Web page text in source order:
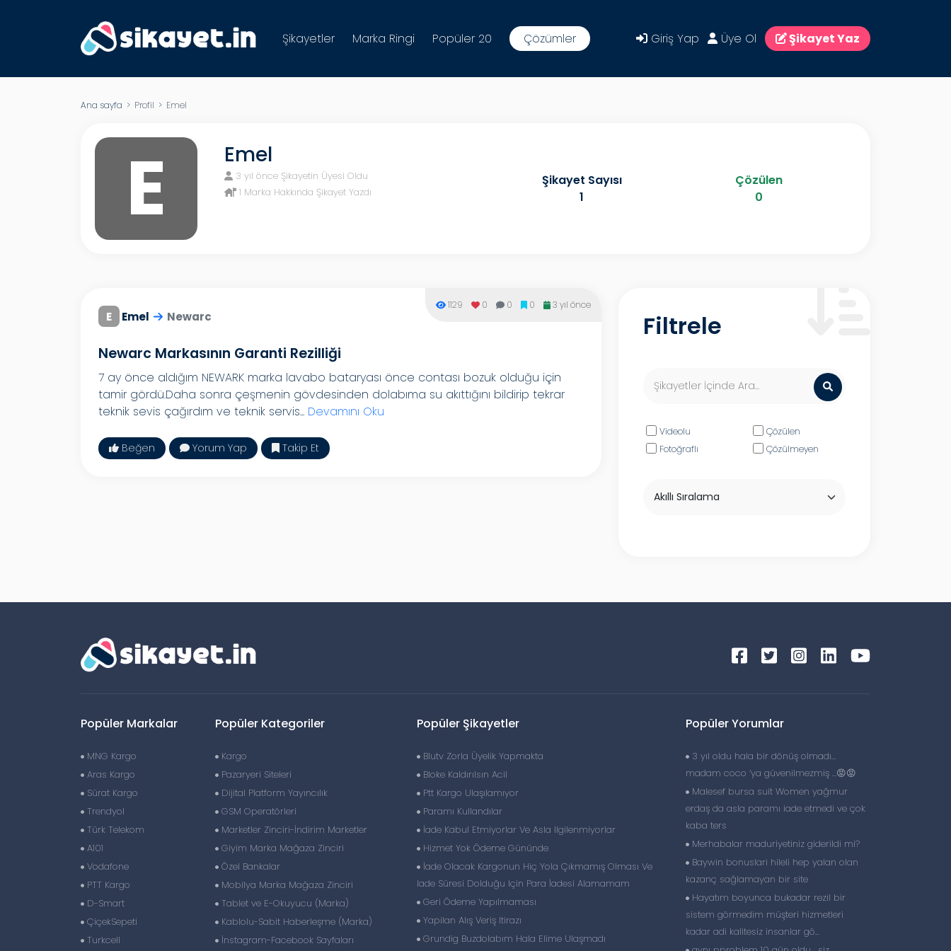
Şikayetler Marka Ringi Popüler 20 Çözümler Giriş Yap Üye Ol Şikayet Yaz
Ana sayfa > Profil > Emel
E Emel
3 yıl önce Şikayetin Üyesi Oldu
1 Marka Hakkında Şikayet Yazdı
Şikayet Sayısı
1
Çözülen
0
E Emel Newarc
Newarc Markasının Garanti Rezilliği
1129 0 0 0 3 yıl önce
7 ay önce aldığım NEWARK marka lavabo bataryası önce contası bozuk olduğu için
tamir gördü.Daha sonra çeşmenin gövdesinden dolabıma su akıttığını bildirip tekrar
teknik sevis çağırdım ve teknik servis... Devamını Oku
Beğen Yorum Yap Takip Et
Filtrele
Videolu
Çözülen
Fotoğraflı
Çözülmeyen
Popüler Markalar
MNG Kargo
Aras Kargo
Sürat Kargo
Trendyol
Türk Telekom
A101
Vodafone
PTT Kargo
D-Smart
ÇiçekSepeti
Turkcell
Popüler Kategoriler
Kargo
Pazaryeri Siteleri
Dijital Platform Yayıncılık
GSM Operatörleri
Marketler Zinciri-İndirim Marketler
Giyim Marka Mağaza Zinciri
Özel Bankalar
Mobilya Marka Mağaza Zinciri
Tablet ve E-Okuyucu (Marka)
Kablolu-Sabit Haberleşme (Marka)
İnstagram-Facebook Sayfaları
Popüler Şikayetler
Blutv Zorla Üyelik Yapmakta
Bloke Kaldırılsın Acil
Ptt Kargo Ulaşılamıyor
Paramı Kullandılar
İade Kabul Etmiyorlar Ve Asla Ilgilenmiyorlar
Hizmet Yok Ödeme Gününde
İade Olacak Kargonun Hiç Yola Çıkmamış Olması Ve
Iade Süresi Dolduğu Için Para İadesi Alamamam
Geri Ödeme Yapılmaması
Yapilan Alış Veriş Itirazı
Grundig Buzdolabım Hala Elime Ulaşmadı
Popüler Yorumlar
3 yıl oldu hala bir dönüş olmadı…
madam coco ‘ya güvenilmezmiş …😡😡
Malesef bursa suit Women yağmur
erdaş da asla paramı iade etmedi ve çok
kaba ters
Merhabalar maduriyetiniz giderildi mi?
Baywin bonuslari hileli hep yalan olan
kazanç sağlamayan bir site
Hayatım boyunca bukadar rezil bir
sistem görmedim müşteri hizmetleri
kadar adi kalitesiz insanlar gö...